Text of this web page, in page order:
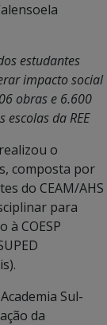
estudantes
impacto social
obras e 6.600
da REE
o
composta por
do CEAM/AHS
para
à COESP
Sul-
da